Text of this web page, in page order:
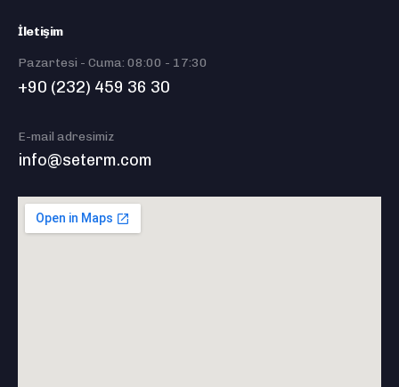
İletişim
Pazartesi - Cuma: 08:00 - 17:30
+90 (232) 459 36 30
E-mail adresimiz
info@seterm.com